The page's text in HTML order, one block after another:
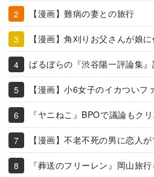
【漫画】難病の妻との旅行
【漫画】角刈りお父さんが娘
ばるぼらの『渋谷陽一評論集』
【漫画】小6女子のイカついフ
『ヤニねこ』BPOで議論もク
【漫画】不老不死の男に恋人
『葬送のフリーレン』岡山旅